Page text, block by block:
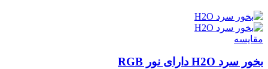
مقایسه
بخور سرد H2O دارای نور RGB